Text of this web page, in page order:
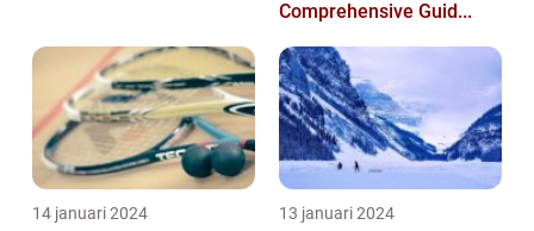
Comprehensive Guid...
14 januari 2024 13 januari 2024